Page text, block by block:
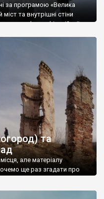
за програмою «Велика
та внутрішні стіни
валу фортифікаційної
та
але матеріалу
ще раз згадати про